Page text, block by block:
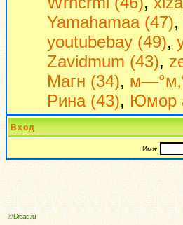
Yamahamaa (47),
youtubebay (49),
Zavidmum (43),
Магн (34),
Рина (43), Юмор
Вход
Имя:
© Dread.ru